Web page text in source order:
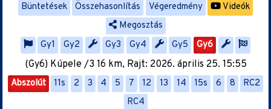
Büntetések
Összehasonlítás Végeredmény
Videók
Megosztás
Gy1
Gy2 Gy3 Gy4 Gy5 Gy6
(Gy6) Kúpele /3 16 km, Rajt: 2026. április 25. 15:55
Abszolút 11s 2 3 4 5 7 12 13 14 15s 6 8
RC2
RC4